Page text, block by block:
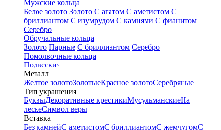
Мужские кольца
Белое золото Золото С агатом С аметистом С
бриллиантом С изумрудом С камнями С фианитом
Серебро
Обручальные кольца
Золото Парные С бриллиантом Серебро
Помолвочные кольца
Подвески›
Металл
Желтое золотоЗолотыеКрасное золотоСеребряные
Тип украшения
БуквыДекоративные крестикиМусульманскиеНа
лескеСимвол веры
Вставка
Без камнейС аметистомС бриллиантомС жемчугомС